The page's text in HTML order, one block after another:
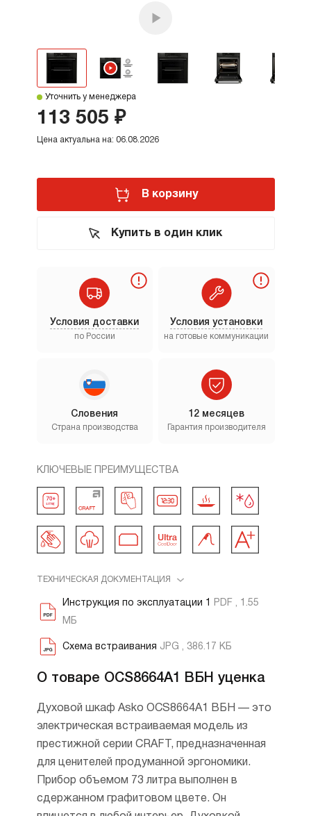
Уточнить у менеджера
Цена актуальна на: 06.08.2026
113 505 ₽
В корзину
Купить в один клик
Условия доставки
по России
12 месяцев
Гарантия производителя
Условия установки
на готовые коммуникации
Словения
Страна производства
КЛЮЧЕВЫЕ ПРЕИМУЩЕСТВА
ТЕХНИЧЕСКАЯ ДОКУМЕНТАЦИЯ
Инструкция по эксплуатации 1
PDF , 1.55
МБ
Схема встраивания JPG , 386.17 КБ
О товаре OCS8664A1 ВБН уценка
Духовой шкаф Asko OCS8664A1 ВБН — это
электрическая встраиваемая модель из
престижной серии CRAFT, предназначенная
для ценителей продуманной эргономики.
Прибор объемом 73 литра выполнен в
сдержанном графитовом цвете. Он